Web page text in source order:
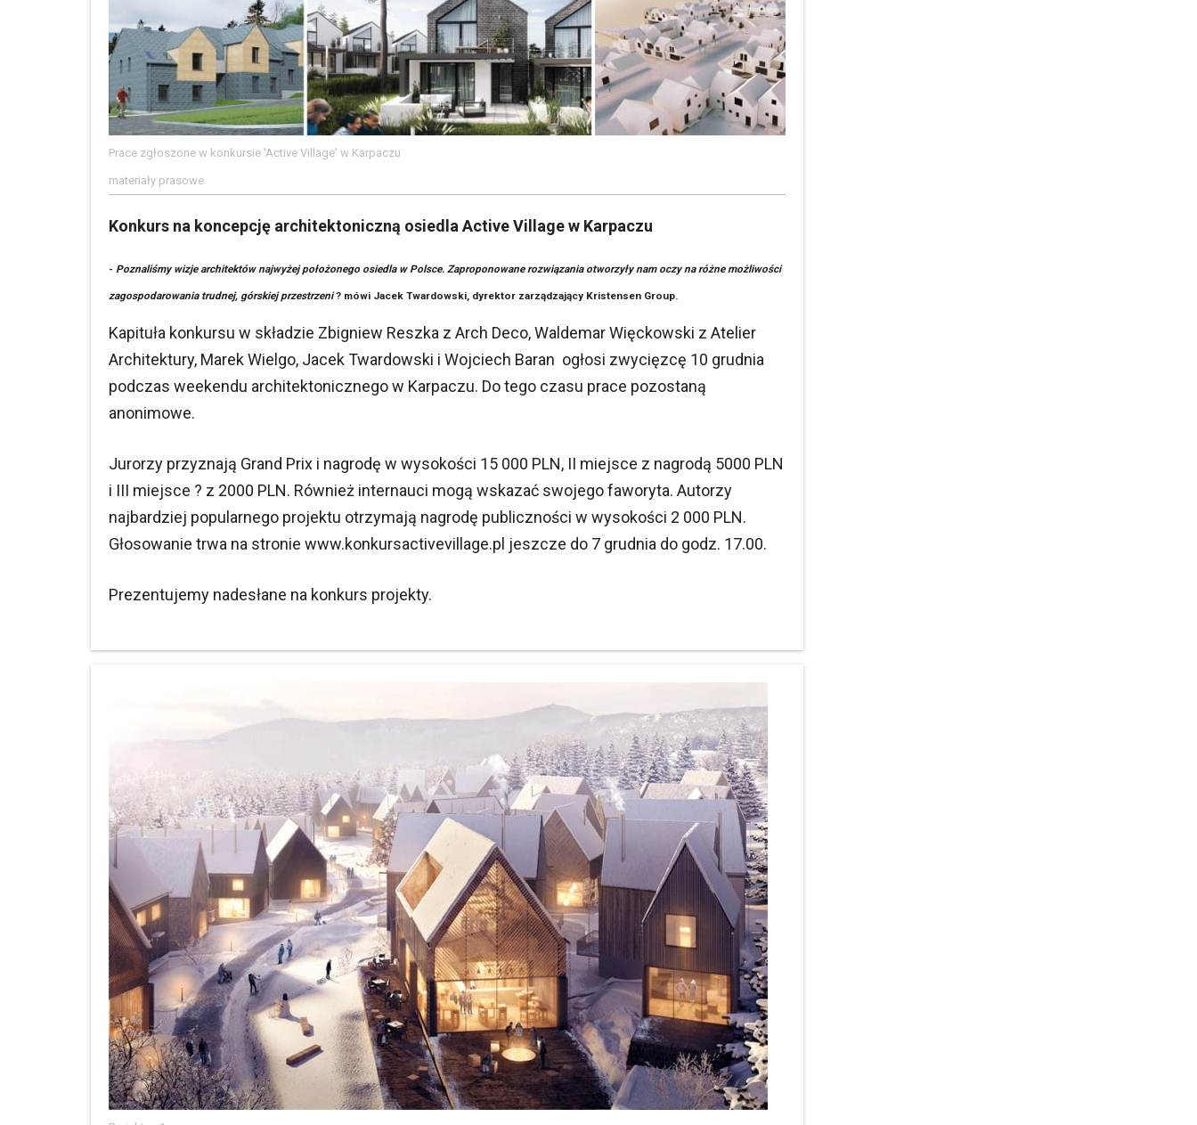
Prace zgłoszone w konkursie 'Active Village' w Karpaczu
materiały prasowe
Konkurs na koncepcję architektoniczną osiedla Active Village w Karpaczu
- Poznaliśmy wizje architektów najwyżej położonego osiedla w Polsce. Zaproponowane rozwiązania otworzyły nam oczy na różne możliwości
zagospodarowania trudnej, górskiej przestrzeni? mówi Jacek Twardowski, dyrektor zarządzający Kristensen Group.
Kapituła konkursu w składzie Zbigniew Reszka z Arch Deco, Waldemar Więckowski z Atelier
Architektury, Marek Wielgo, Jacek Twardowski i Wojciech Baran ogłosi zwycięzcę 10 grudnia
podczas weekendu architektonicznego w Karpaczu. Do tego czasu prace pozostaną
anonimowe.
Jurorzy przyznają Grand Prix i nagrodę w wysokości 15 000 PLN, II miejsce z nagrodą 5000 PLN
i III miejsce ? z 2000 PLN. Również internauci mogą wskazać swojego faworyta. Autorzy
najbardziej popularnego projektu otrzymają nagrodę publiczności w wysokości 2 000 PLN.
Głosowanie trwa na stronie www.konkursactivevillage.pl jeszcze do 7 grudnia do godz. 17.00.
Prezentujemy nadesłane na konkurs projekty.